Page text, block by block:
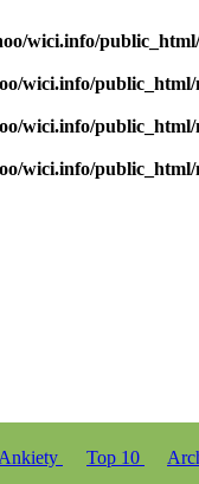
wici.info/
wici.info/public_html/
wici.info/public_html/
wici.info/public_html/
Ankiety Top 10